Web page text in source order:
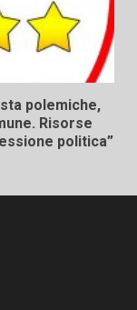
polemiche,
Risorse
politica”